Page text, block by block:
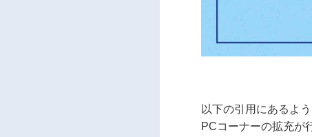
以下の引用にあるよ
PCコーナーの拡充が